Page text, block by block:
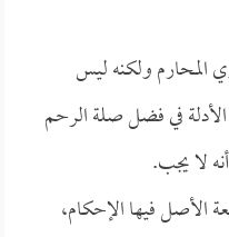
المحارم ولكنه ليس
في فضل صلة الرحم
لا يجب.
الأصل فيها الإحكام،